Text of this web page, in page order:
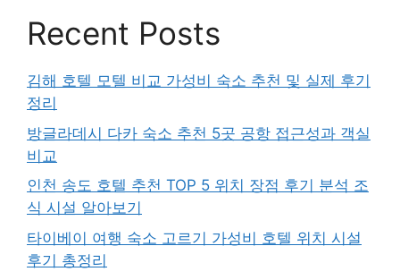
Recent Posts
김해 호텔 모텔 비교 가성비 숙소 추천 및 실제 후기
정리
방글라데시 다카 숙소 추천 5곳 공항 접근성과 객실
비교
인천 송도 호텔 추천 TOP 5 위치 장점 후기 분석 조
식 시설 알아보기
타이베이 여행 숙소 고르기 가성비 호텔 위치 시설
후기 총정리